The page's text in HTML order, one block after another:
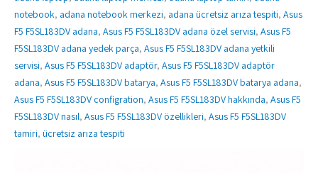
notebook, adana notebook merkezi, adana ücretsiz arıza tespiti, Asus
F5 F5SL183DV adana, Asus F5 F5SL183DV adana özel servisi, Asus F5
F5SL183DV adana yedek parça, Asus F5 F5SL183DV adana yetkili
servisi, Asus F5 F5SL183DV adaptör, Asus F5 F5SL183DV adaptör
adana, Asus F5 F5SL183DV batarya, Asus F5 F5SL183DV batarya adana,
Asus F5 F5SL183DV configration, Asus F5 F5SL183DV hakkında, Asus F5
F5SL183DV nasıl, Asus F5 F5SL183DV özellikleri, Asus F5 F5SL183DV
tamiri, ücretsiz arıza tespiti